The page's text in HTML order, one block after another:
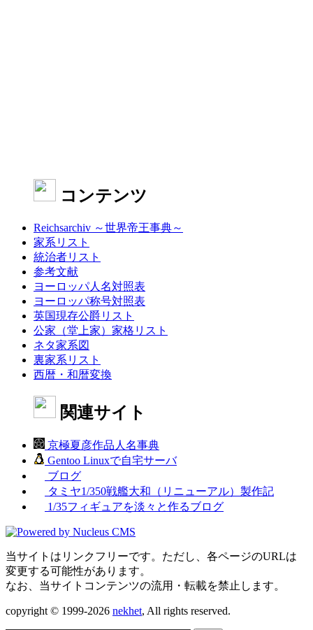
コンテンツ
Reichsarchiv ～世界帝王事典～
家系リスト
統治者リスト
参考文献
ヨーロッパ人名対照表
ヨーロッパ称号対照表
英国現存公爵リスト
公家（堂上家）家格リスト
ネタ家系図
裏家系リスト
西暦・和暦変換
関連サイト
京極夏彦作品人名事典
Gentoo Linuxで自宅サーバ
ブログ
タミヤ1/350戦艦大和（リニューアル）製作記
1/35フィギュアを淡々と作るブログ
当サイトはリンクフリーです。ただし、各ページのURLは
変更する可能性があります。
なお、当サイトコンテンツの流用・転載を禁止します。
copyright © 1999-2026 nekhet, All rights reserved.